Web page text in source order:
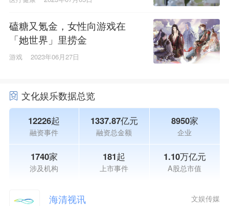
磕糖又氪金，女性向游戏在
「她世界」里捞金
游戏 2023年06月27日
文化娱乐数据总览
12226起
融资事件
1337.87亿元
融资总金额
8950家
企业
1740家
涉及机构
181起
上市事件
1.10万亿元
A股总市值
海清视讯 文娱传媒